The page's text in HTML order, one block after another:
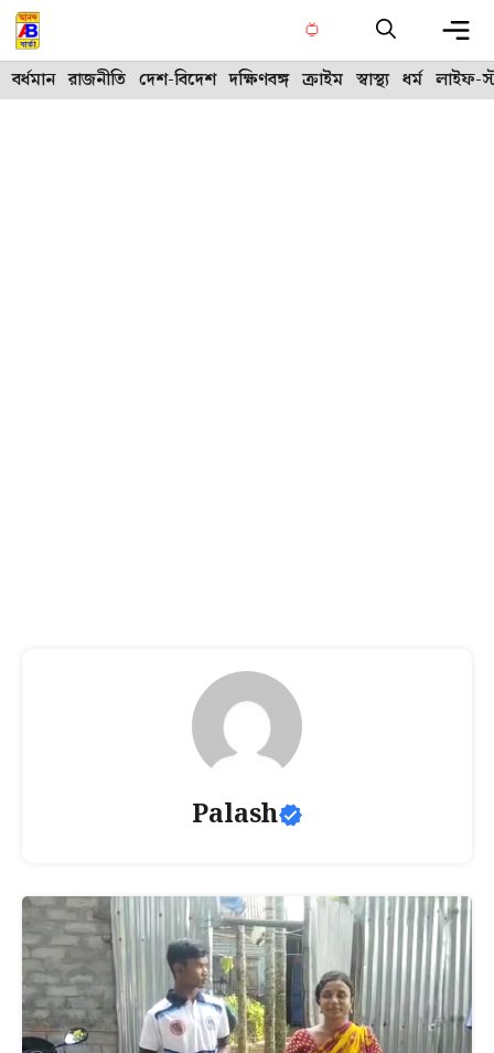
Skip
to
content
বর্ধমান রাজনীতি দেশ-বিদেশ দক্ষিণবঙ্গ ক্রাইম স্বাস্থ্য ধর্ম লাইফ-
Palash